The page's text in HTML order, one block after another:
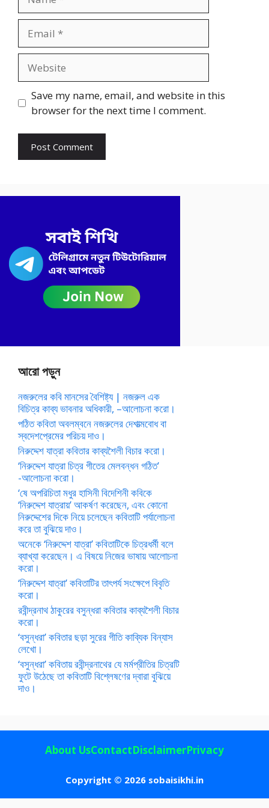
Save my name, email, and website in this
browser for the next time I comment.
আরো পড়ুন
নজরুলের কবি মানসের বৈশিষ্ট্য | নজরুল এক
বিচিত্র কাব্য ভাবনার অধিকারী, –আলোচনা করো।
পঠিত কবিতা অবলম্বনে নজরুলের দেশাত্মবোধ বা
স্বদেশপ্রেমের পরিচয় দাও।
নিরুদ্দেশ যাত্রা কবিতার কাব্যশৈলী বিচার করো।
‘নিরুদ্দেশ যাত্রা চিত্র গীতের মেলবন্ধন গঠিত’
-আলোচনা করো।
‘ষে অপরিচিতা মধুর হাসিনী বিদেশিনী কবিকে
‘নিরুদ্দেশ যাত্রায়’ আকর্ষণ করেছেন, এবং কোনো
নিরুদ্দেশের দিকে নিয়ে চলেছেন কবিতাটি পর্যালোচনা
করে তা বুঝিয়ে দাও।
অনেকে ‘নিরুদ্দেশ যাত্রা’ কবিতাটিকে চিত্রধর্মী বলে
ব্যাখ্যা করেছেন। এ বিষয়ে নিজের ভাষায় আলোচনা
করো।
‘নিরুদ্দেশ যাত্রা’ কবিতাটির তাৎপর্য সংক্ষেপে বিবৃতি
করো।
রবীন্দ্রনাথ ঠাকুরের বসুন্ধরা কবিতার কাব্যশৈলী বিচার
করো।
‘বসুন্ধরা’ কবিতার ছড়া সুরের গীতি কাব্যিক বিন্যাস
লেখো।
‘বসুন্ধরা’ কবিতায় রবীন্দ্রনাথের যে মর্মপ্রীতির চিত্রটি
ফুটে উঠেছে তা কবিতাটি বিশ্লেষণের দ্বারা বুঝিয়ে
দাও।
Copyright © 2026 sobaisikhi.in
About UsContactDisclaimerPrivacy